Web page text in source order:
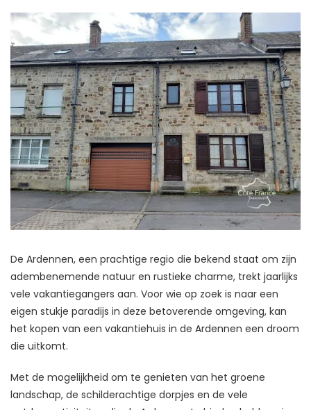
De Ardennen, een prachtige regio die bekend staat om zijn
adembenemende natuur en rustieke charme, trekt jaarlijks
vele vakantiegangers aan. Voor wie op zoek is naar een
eigen stukje paradijs in deze betoverende omgeving, kan
het kopen van een vakantiehuis in de Ardennen een droom
die uitkomt.
Met de mogelijkheid om te genieten van het groene
landschap, de schilderachtige dorpjes en de vele